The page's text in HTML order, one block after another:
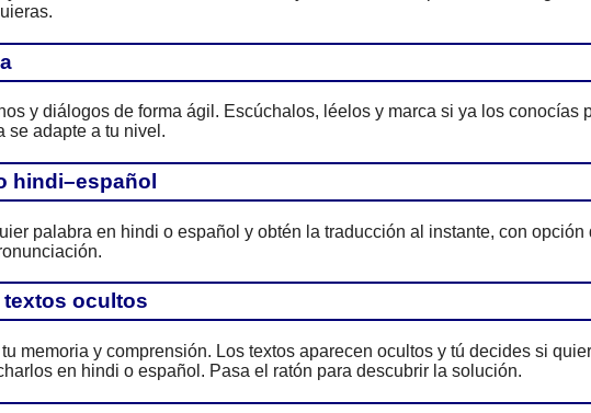
y diálogos de forma ágil. Escúchalos, léelos y marca si ya los conocías
se adapte a tu nivel.
hindi–español
palabra en hindi o español y obtén la traducción al instante, con opción
textos ocultos
memoria y comprensión. Los textos aparecen ocultos y tú decides si
en hindi o español. Pasa el ratón para descubrir la solución.